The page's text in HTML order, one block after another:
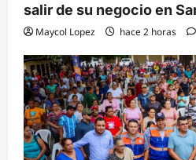
salir de su negocio en
Maycol Lopez hace 2 horas